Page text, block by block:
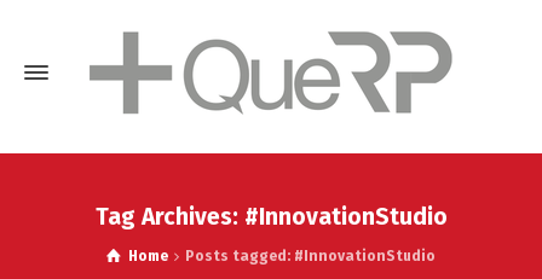
Tag Archives: #InnovationStudio
Home Posts tagged: #InnovationStudio